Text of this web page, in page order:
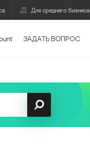
Для среднего бизнеса
ЗАДАТЬ ВОПРОС